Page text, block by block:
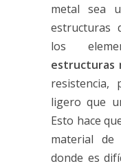
metal sea
estructuras
los
estructuras
ligero que
Esto hace
material de
donde es